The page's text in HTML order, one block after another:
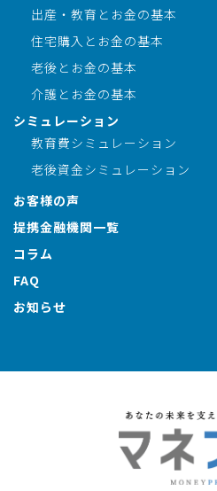
出産・教育とお金の基本
住宅購入とお金の基本
老後とお金の基本
介護とお金の基本
シミュレーション
教育費シミュレーション
老後資金シミュレーション
お客様の声
提携金融機関一覧
コラム
FAQ
お知らせ